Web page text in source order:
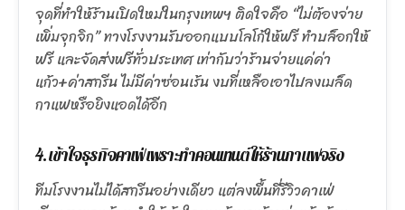
จุดที่ทำให้ร้านเปิดใหม่ในกรุงเทพฯ ติดใจคือ “ไม่ต้องจ่าย
เพิ่มจุกจิก” ทางโรงงานรับออกแบบโลโก้ให้ฟรี ทำบล็อกให้
ฟรี และจัดส่งฟรีทั่วประเทศ เท่ากับว่าร้านจ่ายแค่ค่า
แก้ว+ค่าสกรีน ไม่มีค่าซ่อนเร้น งบที่เหลือเอาไปลงเมล็ด
กาแฟหรือยิงแอดได้อีก
4. เข้าใจธุรกิจคาเฟ่ เพราะทำคอนเทนต์ให้ร้านกาแฟจริง
ทีมโรงงานไม่ได้สกรีนอย่างเดียว แต่ลงพื้นที่รีวิวคาเฟ่